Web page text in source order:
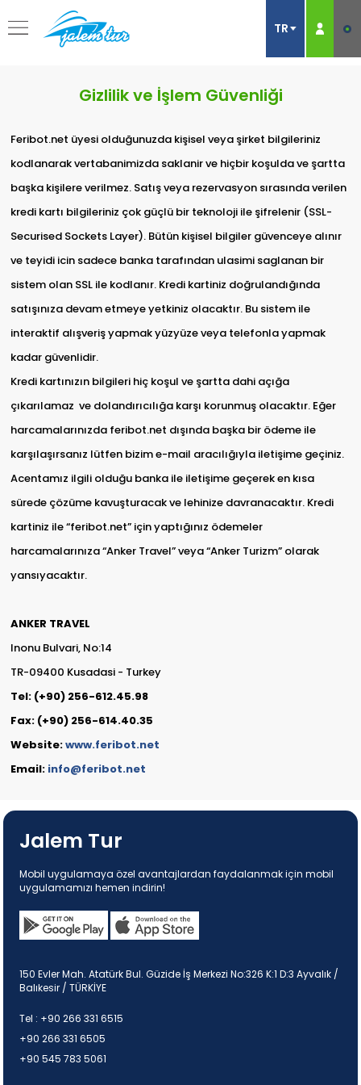
Gizlilik ve İşlem Güvenliği
Feribot.net üyesi olduğunuzda kişisel veya şirket bilgileriniz
kodlanarak vertabanimizda saklanir ve hiçbir koşulda ve şartta
başka kişilere verilmez. Satış veya rezervasyon sırasında verilen
kredi kartı bilgileriniz çok güçlü bir teknoloji ile şifrelenir (SSL-
Securised Sockets Layer). Bütün kişisel bilgiler güvenceye alınır
ve teyidi icin sadece banka tarafından ulasimi saglanan bir
sistem olan SSL ile kodlanır. Kredi kartiniz doğrulandığında
satışınıza devam etmeye yetkiniz olacaktır. Bu sistem ile
interaktif alışveriş yapmak yüzyüze veya telefonla yapmak
kadar güvenlidir.
Kredi kartınızın bilgileri hiç koşul ve şartta dahi açığa
çıkarılamaz ve dolandırıcılığa karşı korunmuş olacaktır. Eğer
harcamalarınızda feribot.net dışında başka bir ödeme ile
karşılaşırsanız lütfen bizim e-mail aracılığıyla iletişime geçiniz.
Acentamız ilgili olduğu banka ile iletişime geçerek en kısa
sürede çözüme kavuşturacak ve lehinize davranacaktır. Kredi
kartiniz ile “feribot.net” için yaptığınız ödemeler
harcamalarınıza “Anker Travel” veya “Anker Turizm” olarak
yansıyacaktır.
ANKER TRAVEL
Inonu Bulvari, No:14
TR-09400 Kusadasi - Turkey
Tel: (+90) 256-612.45.98
Fax: (+90) 256-614.40.35
Website:www.feribot.net
Email: info@feribot.net
Jalem Tur
Mobil uygulamaya özel avantajlardan faydalanmak için mobil
uygulamamızı hemen indirin!
150 Evler Mah. Atatürk Bul. Güzide İş Merkezi No:326 K:1 D:3 Ayvalık /
Balıkesir / TÜRKİYE
Tel : +90 266 331 6515
+90 266 331 6505
+90 545 783 5061